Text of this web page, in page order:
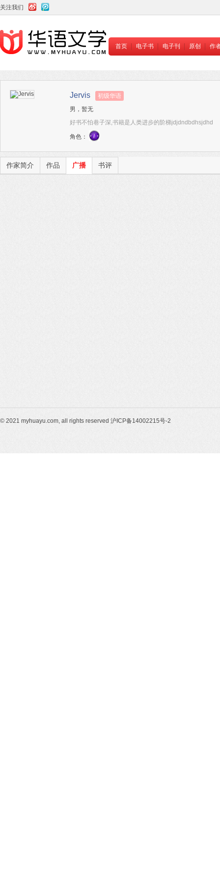
关注我们
首页 电子书 电子刊 原创 作
Jervis
初级华语
男，暂无
好书不怕巷子深,书籍是人类进步的阶梯jdjdndbdhsjdhd
角色：
作家简介 作品 广播 书评
© 2021 myhuayu.com, all rights reserved 沪ICP备14002215号-2